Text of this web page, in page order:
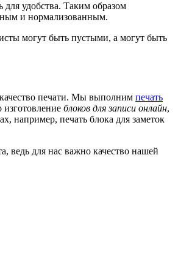
удобства. Таким образом
и нормализованным.
могут быть пустыми, а могут быть
качество печати. Мы выполним печать
блоков для записи онлайн,
например, печать блока для заметок
ведь для нас важно качество нашей